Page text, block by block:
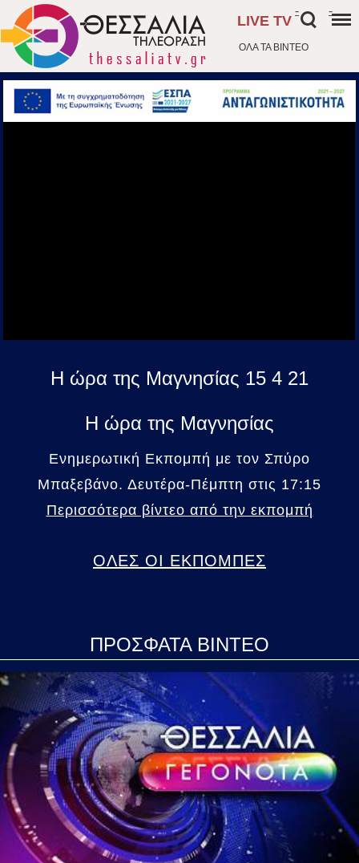
ΟΛΑ ΤΑ ΒΙΝΤΕΟ
LIVE TV
- -
Η ώρα της Μαγνησίας 15 4 21
Η ώρα της Μαγνησίας
Ενημερωτική Εκπομπή με τον Σπύρο
Μπαξεβάνο. Δευτέρα-Πέμπτη στις 17:15
Περισσότερα βίντεο από την εκπομπή
ΟΛΕΣ ΟΙ ΕΚΠΟΜΠΕΣ
ΠΡΟΣΦΑΤΑ ΒΙΝΤΕΟ